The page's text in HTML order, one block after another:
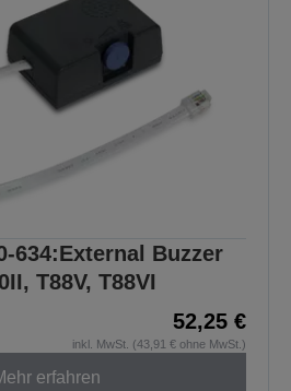
634:External Buzzer
T88V, T88VI
52,25 €
inkl. MwSt. (43,91 € ohne MwSt.)
erfahren